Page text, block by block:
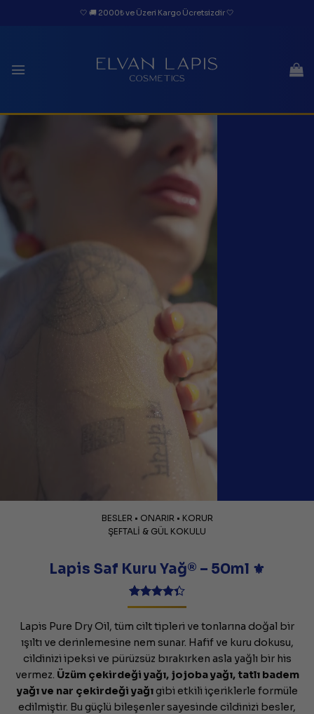
🤍 🚚 2000₺ ve Üzeri Kargo Ücretsizdir 🤍
BESLER • ONARIR • KORUR
ŞEFTALİ & GÜL KOKULU
Lapis Saf Kuru Yağ® – 50ml ⚜️
22
müşteri
dayanarak
5
üzerinden
4.36puan
aldı
Lapis Pure Dry Oil, tüm cilt tipleri ve tonlarına doğal bir
ışıltı ve derinlemesine nem sunar. Hafif ve kuru dokusu,
cildinizi ipeksi ve pürüzsüz bırakırken asla yağlı bir his
vermez. Üzüm çekirdeği yağı, jojoba yağı, tatlı badem
yağı ve nar çekirdeği yağıgibi etkili içeriklerle formüle
edilmiştir. Bu güçlü bileşenler sayesinde cildinizi besler,